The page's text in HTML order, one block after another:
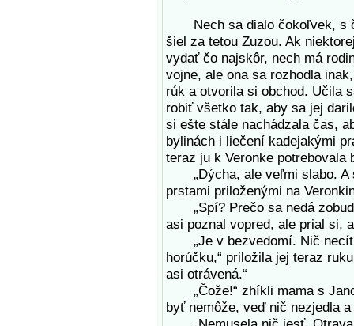
Nech sa dialo čokoľvek, s
šiel za tetou Zuzou. Ak
vydať čo najskôr, nech má
vojne, ale ona sa rozhodla
rúk a otvorila si obchod. Učila
robiť všetko tak, aby sa jej
si ešte stále nachádzala čas,
bylinách i liečení kadejakými
teraz ju k Veronke potrebovala
„Dýcha, ale veľmi slabo. A
prstami priloženými na
„Spí? Prečo sa nedá
asi poznal vopred, ale prial si,
„Je v bezvedomí. Nič
horúčku,“ priložila jej teraz
asi otrávená.“
„Čože!“ zhíkli mama s
byť nemôže, veď nič nezjedla